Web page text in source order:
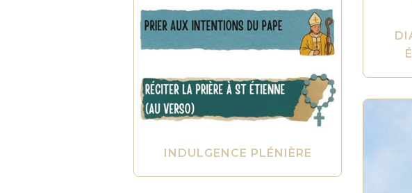
INDULGENCE PLÉNIÈRE